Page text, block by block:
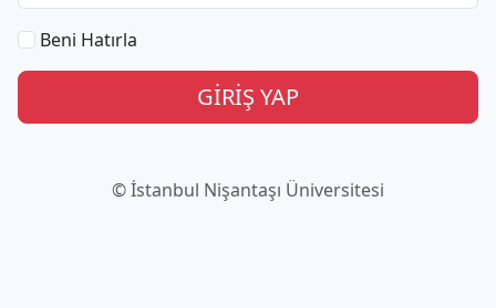
Beni Hatırla
GİRİŞ YAP
© İstanbul Nişantaşı Üniversitesi